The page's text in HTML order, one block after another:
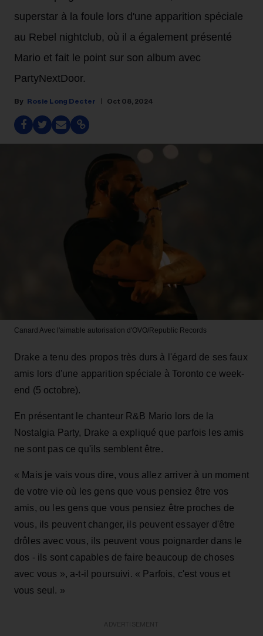
superstar à la foule lors d'une apparition spéciale
au Rebel nightclub, où il a également présenté
Mario et fait le point sur son album avec
PartyNextDoor.
Rosie Long Decter Oct 08, 2024
Canard Avec l'aimable autorisation d'OVO/Republic Records
Drake a tenu des propos très durs à l'égard de ses faux
amis lors d'une apparition spéciale à Toronto ce week-
end (5 octobre).
En présentant le chanteur R&B Mario lors de la
Nostalgia Party, Drake a expliqué que parfois les amis
ne sont pas ce qu'ils semblent être.
« Mais je vais vous dire, vous allez arriver à un moment
de votre vie où les gens que vous pensiez être vos
amis, ou les gens que vous pensiez être proches de
vous, ils peuvent changer, ils peuvent essayer d'être
drôles avec vous, ils peuvent vous poignarder dans le
dos - ils sont capables de faire beaucoup de choses
avec vous », a-t-il poursuivi. « Parfois, c'est vous et
vous seul. »